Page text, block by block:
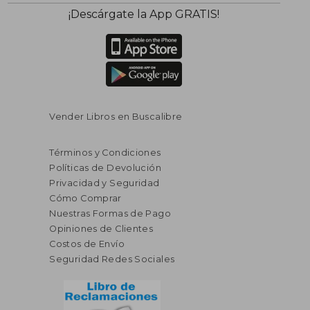
40% $ 355.86
$ 213.52
40%
dcto.
¡Descárgate la App GRATIS!
Vender Libros en Buscalibre
Términos y Condiciones
Políticas de Devolución
Privacidad y Seguridad
Cómo Comprar
Nuestras Formas de Pago
Opiniones de Clientes
Costos de Envío
Seguridad Redes Sociales